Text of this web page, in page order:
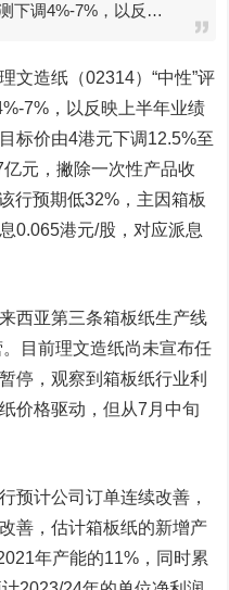
下调4%-7%，以反…
理文造纸 （02314）“中性”评
7%，以反映上半年业绩
标价由4港元下调12.5%至
元，撇除一次性产品收
行预期低32%，主因箱板
0.065港元/股，对应派息
亚第三条箱板纸生产线
目前理文造纸尚未宣布任
停，观察到箱板纸行业利
价格驱动，但从7月中旬
计公司订单连续改善，
善，估计箱板纸的新增产
年产能的11%，同时累